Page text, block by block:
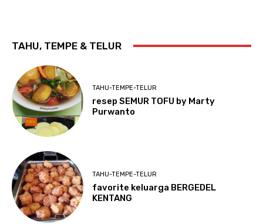
TAHU, TEMPE & TELUR
TAHU-TEMPE-TELUR
resep SEMUR TOFU by Marty
Purwanto
TAHU-TEMPE-TELUR
favorite keluarga BERGEDEL
KENTANG